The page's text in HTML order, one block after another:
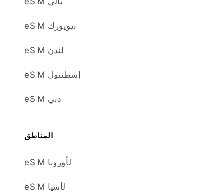
eSIM نيويورك
eSIM لندن
eSIM إسطنبول
eSIM دبي
المناطق
eSIM لأوروبا
eSIM لآسيا